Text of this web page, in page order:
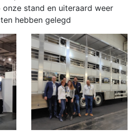
stand en uiteraard weer
hebben gelegd